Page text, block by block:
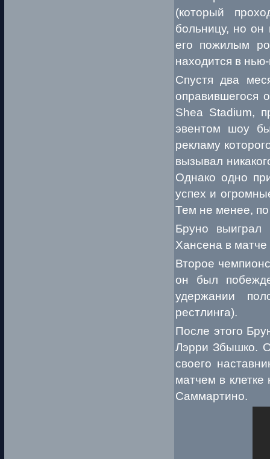
(который
больницу, но он
его пожилым
находится в
Спустя два
оправившегося
Shea Stadium,
эвентом шоу
рекламу
вызывал
Однако одно
успех и
Тем не менее,
Бруно выиграл
Хансена в
Второе
он был
удержании
рестлинга).
После этого
Лэрри Збышко.
своего
матчем в
Саммартино.